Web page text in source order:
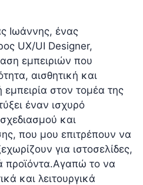
Ιωάννης, ένας
UX/UI Designer,
εμπειριών που
αισθητική και
στον τομέα της
έναν ισχυρό
και
που μου επιτρέπουν να
για ιστοσελίδες,
προϊόντα.Αγαπώ το να
και λειτουργικά